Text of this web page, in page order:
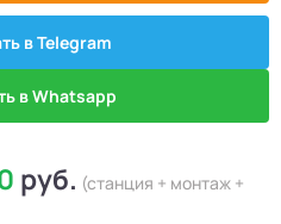
в Telegram
в Whatsapp
руб. (станция + монтаж +